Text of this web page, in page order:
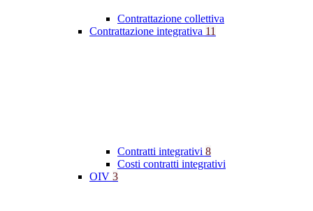
Contrattazione collettiva
Contrattazione integrativa 11
Contratti integrativi 8
Costi contratti integrativi
OIV 3